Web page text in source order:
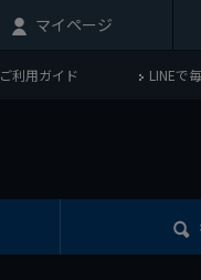
マイページ
ご利用ガイド LINEで